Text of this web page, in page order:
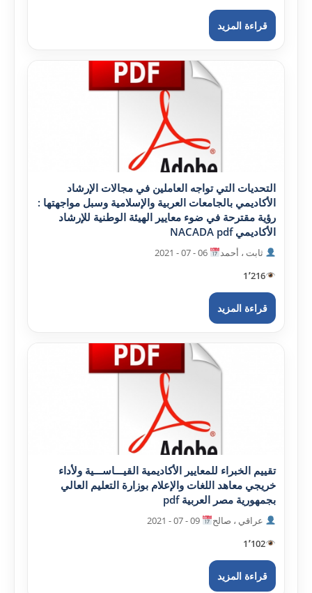
قراءة المزيد
التحديات التي تواجه العاملين في مجالات الإرشاد
الأکاديمي بالجامعات العربية والإسلامية وسبل مواجهتها :
رؤية مقترحة في ضوء معايير الهيئة الوطنية للإرشاد
الأکاديمي NACADA pdf
ثابت ، أحمد
1٬216
قراءة المزيد
تقييم الخبراء للمعايير الأکاديمية القيـــاســـية ولأداء
خريجي معاهد اللغات والإعلام بوزارة التعليم العالي
بجمهورية مصر العربية pdf
عراقي ، صالح
1٬102
قراءة المزيد